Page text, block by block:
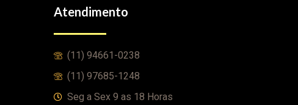
Atendimento
(11) 94661-0238
(11) 97685-1248
Seg a Sex 9 as 18 Horas